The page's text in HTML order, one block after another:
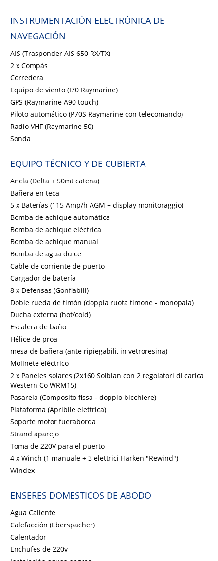
INSTRUMENTACIÓN ELECTRÓNICA DE
NAVEGACIÓN
AIS (Trasponder AIS 650 RX/TX)
2 x Compás
Corredera
Equipo de viento (I70 Raymarine)
GPS (Raymarine A90 touch)
Piloto automático (P70S Raymarine con telecomando)
Radio VHF (Raymarine 50)
Sonda
EQUIPO TÉCNICO Y DE CUBIERTA
Ancla (Delta + 50mt catena)
Bañera en teca
5 x Baterías (115 Amp/h AGM + display monitoraggio)
Bomba de achique automática
Bomba de achique eléctrica
Bomba de achique manual
Bomba de agua dulce
Cable de corriente de puerto
Cargador de batería
8 x Defensas (Gonfiabili)
Doble rueda de timón (doppia ruota timone - monopala)
Ducha externa (hot/cold)
Escalera de baño
Hélice de proa
mesa de bañera (ante ripiegabili, in vetroresina)
Molinete eléctrico
2 x Paneles solares (2x160 Solbian con 2 regolatori di carica
Western Co WRM15)
Pasarela (Composito fissa - doppio bicchiere)
Plataforma (Apribile elettrica)
Soporte motor fueraborda
Strand aparejo
Toma de 220V para el puerto
4 x Winch (1 manuale + 3 elettrici Harken "Rewind")
Windex
ENSERES DOMESTICOS DE ABODO
Agua Caliente
Calefacción (Eberspacher)
Calentador
Enchufes de 220v